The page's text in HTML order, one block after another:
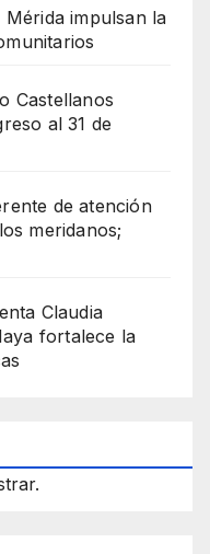
impulsan la
Castellanos
al 31 de
de atención
meridanos;
Claudia
fortalece la